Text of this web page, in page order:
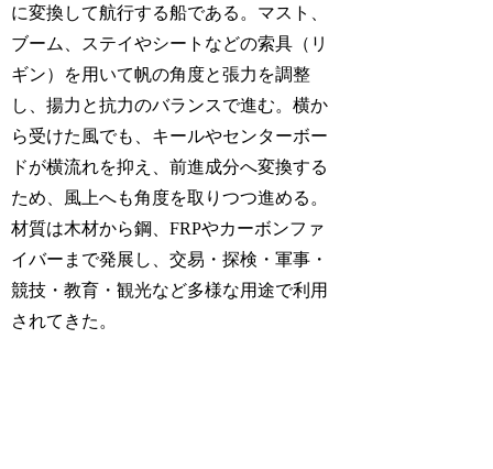
に変換して航行する船である。マスト、
ブーム、ステイやシートなどの索具（リ
ギン）を用いて帆の角度と張力を調整
し、揚力と抗力のバランスで進む。横か
ら受けた風でも、キールやセンターボー
ドが横流れを抑え、前進成分へ変換する
ため、風上へも角度を取りつつ進める。
材質は木材から鋼、FRPやカーボンファ
イバーまで発展し、交易・探検・軍事・
競技・教育・観光など多様な用途で利用
されてきた。